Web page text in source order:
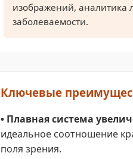
изображений, аналитика
заболеваемости.
Ключевые
• Плавная система
идеальное соотношение
поля зрения.